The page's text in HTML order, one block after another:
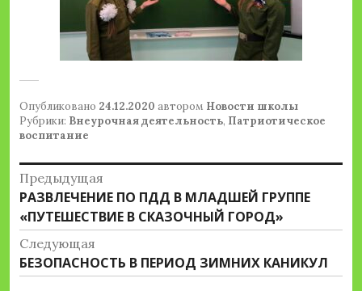
Опубликовано 24.12.2020 автором Новости школы
Рубрики: Внеурочная деятельность, Патриотическое
воспитание
Навигация
по
записям
Предыдущая
Предыдущая
запись:
РАЗВЛЕЧЕНИЕ ПО ПДД В МЛАДШЕЙ ГРУППЕ
«ПУТЕШЕСТВИЕ В СКАЗОЧНЫЙ ГОРОД»
Следующая
Следующая
запись:
БЕЗОПАСНОСТЬ В ПЕРИОД ЗИМНИХ КАНИКУЛ